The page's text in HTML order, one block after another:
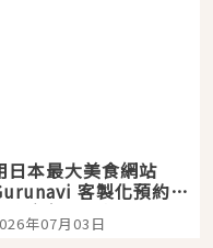
日本最大美食網站
客製化預約九
大都市餐廳，打造專屬
食體驗！
年07月03日